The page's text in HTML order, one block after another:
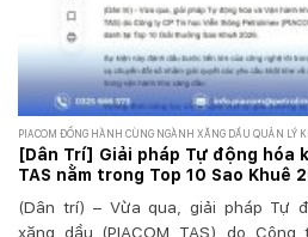
PIACOM ĐỒNG HÀNH CÙNG NGÀNH XĂNG DẦU QUẢN LÝ
[Dân Trí] Giải pháp Tự động hóa
TAS nằm trong Top 10 Sao Khuê
(Dân trí) – Vừa qua, giải pháp Tự
xăng dầu (PIACOM TAS) do